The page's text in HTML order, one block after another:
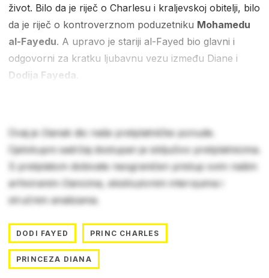
život. Bilo da je riječ o Charlesu i kraljevskoj obitelji, bilo
da je riječ o kontroverznom poduzetniku Mohamedu
al-Fayedu. A upravo je stariji al-Fayed bio glavni i
odgovorni za kratku ljubavnu vezu između Diane i
Dodija Fayeda
Ovaj je članak dio naše pretplatničke ponude.
Cjelokupni sadržaj dostupan je isključivo pretplatnicima.
S pretplatom dobivate neograničen pristup svim našim
arhiviranim člancima, ekskluzivnim intervjuima i
stručnim analizama.
DODI FAYED PRINC CHARLES
PRINCEZA DIANA